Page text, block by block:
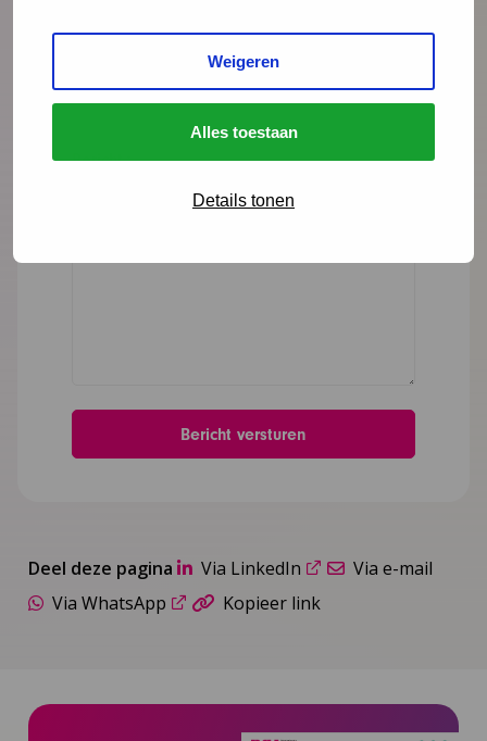
Weigeren
Alles toestaan
Details tonen
Bericht *
Deel deze pagina Via LinkedIn
Via e-mail
Via WhatsApp
Kopieer link